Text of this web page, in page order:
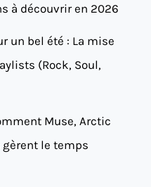
à découvrir en 2026
un bel été : La mise
(Rock, Soul,
Muse, Arctic
gèrent le temps